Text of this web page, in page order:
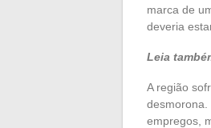
marca de
deveria
Leia
A região
desmorona.
empregos,